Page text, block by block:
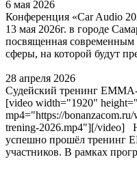
6 мая 2026
Конференция «Car Audio
13 мая 2026г. в городе
посвященная
сферы, на которой будут
28 апреля 2026
Судейский тренинг
[video width="1920"
mp4="https://
trening-2026.mp4"][/video]
успешно прошёл тренинг
участников. В рамках